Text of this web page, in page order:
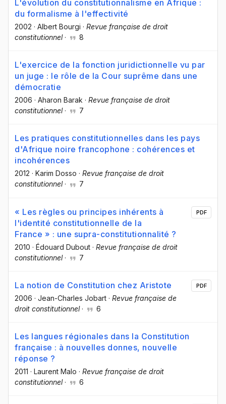
L'évolution du constitutionnalisme en Afrique :
du formalisme à l'effectivité
2002 · Albert Bourgi · Revue française de droit
constitutionnel· 8
L'exercice de la fonction juridictionnelle vu par
un juge : le rôle de la Cour suprême dans une
démocratie
2006 · Aharon Barak · Revue française de droit
constitutionnel· 7
Les pratiques constitutionnelles dans les pays
d'Afrique noire francophone : cohérences et
incohérences
2012 · Karim Dosso · Revue française de droit
constitutionnel· 7
« Les règles ou principes inhérents à
l'identité constitutionnelle de la
France » : une supra-constitutionnalité ?
2010 · Édouard Dubout · Revue française de droit
constitutionnel· 7
PDF
La notion de Constitution chez Aristote
2006 · Jean-Charles Jobart · Revue française de
droit constitutionnel· 6
PDF
Les langues régionales dans la Constitution
française : à nouvelles donnes, nouvelle
réponse ?
2011 · Laurent Malo · Revue française de droit
constitutionnel· 6